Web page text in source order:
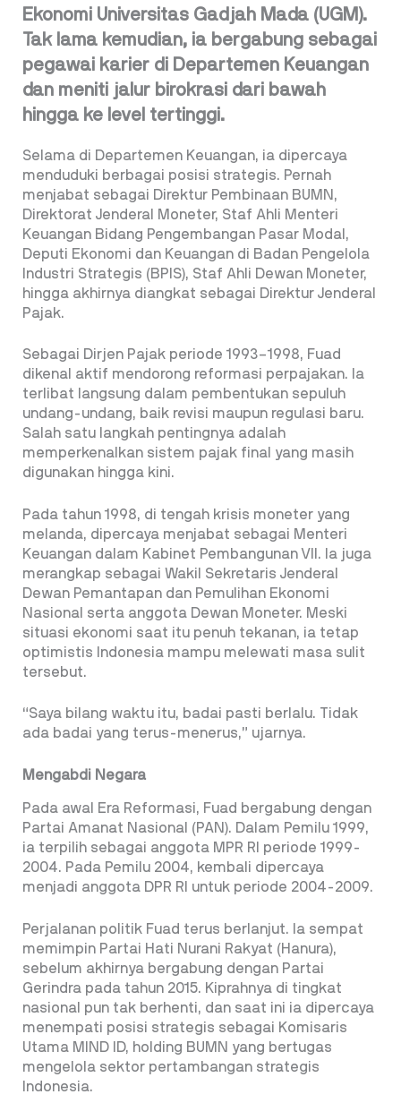
Ekonomi Universitas Gadjah Mada (UGM).
Tak lama kemudian, ia bergabung sebagai
pegawai karier di Departemen Keuangan
dan meniti jalur birokrasi dari bawah
hingga ke level tertinggi.
Selama di Departemen Keuangan, ia dipercaya
menduduki berbagai posisi strategis. Pernah
menjabat sebagai Direktur Pembinaan BUMN,
Direktorat Jenderal Moneter, Staf Ahli Menteri
Keuangan Bidang Pengembangan Pasar Modal,
Deputi Ekonomi dan Keuangan di Badan Pengelola
Industri Strategis (BPIS), Staf Ahli Dewan Moneter,
hingga akhirnya diangkat sebagai Direktur Jenderal
Pajak.
Sebagai Dirjen Pajak periode 1993–1998, Fuad
dikenal aktif mendorong reformasi perpajakan. Ia
terlibat langsung dalam pembentukan sepuluh
undang-undang, baik revisi maupun regulasi baru.
Salah satu langkah pentingnya adalah
memperkenalkan sistem pajak final yang masih
digunakan hingga kini.
Pada tahun 1998, di tengah krisis moneter yang
melanda, dipercaya menjabat sebagai Menteri
Keuangan dalam Kabinet Pembangunan VII. Ia juga
merangkap sebagai Wakil Sekretaris Jenderal
Dewan Pemantapan dan Pemulihan Ekonomi
Nasional serta anggota Dewan Moneter. Meski
situasi ekonomi saat itu penuh tekanan, ia tetap
optimistis Indonesia mampu melewati masa sulit
tersebut.
“Saya bilang waktu itu, badai pasti berlalu. Tidak
ada badai yang terus-menerus,” ujarnya.
Mengabdi Negara
Pada awal Era Reformasi, Fuad bergabung dengan
Partai Amanat Nasional (PAN). Dalam Pemilu 1999,
ia terpilih sebagai anggota MPR RI periode 1999-
2004. Pada Pemilu 2004, kembali dipercaya
menjadi anggota DPR RI untuk periode 2004-2009.
Perjalanan politik Fuad terus berlanjut. Ia sempat
memimpin Partai Hati Nurani Rakyat (Hanura),
sebelum akhirnya bergabung dengan Partai
Gerindra pada tahun 2015. Kiprahnya di tingkat
nasional pun tak berhenti, dan saat ini ia dipercaya
menempati posisi strategis sebagai Komisaris
Utama MIND ID, holding BUMN yang bertugas
mengelola sektor pertambangan strategis
Indonesia.